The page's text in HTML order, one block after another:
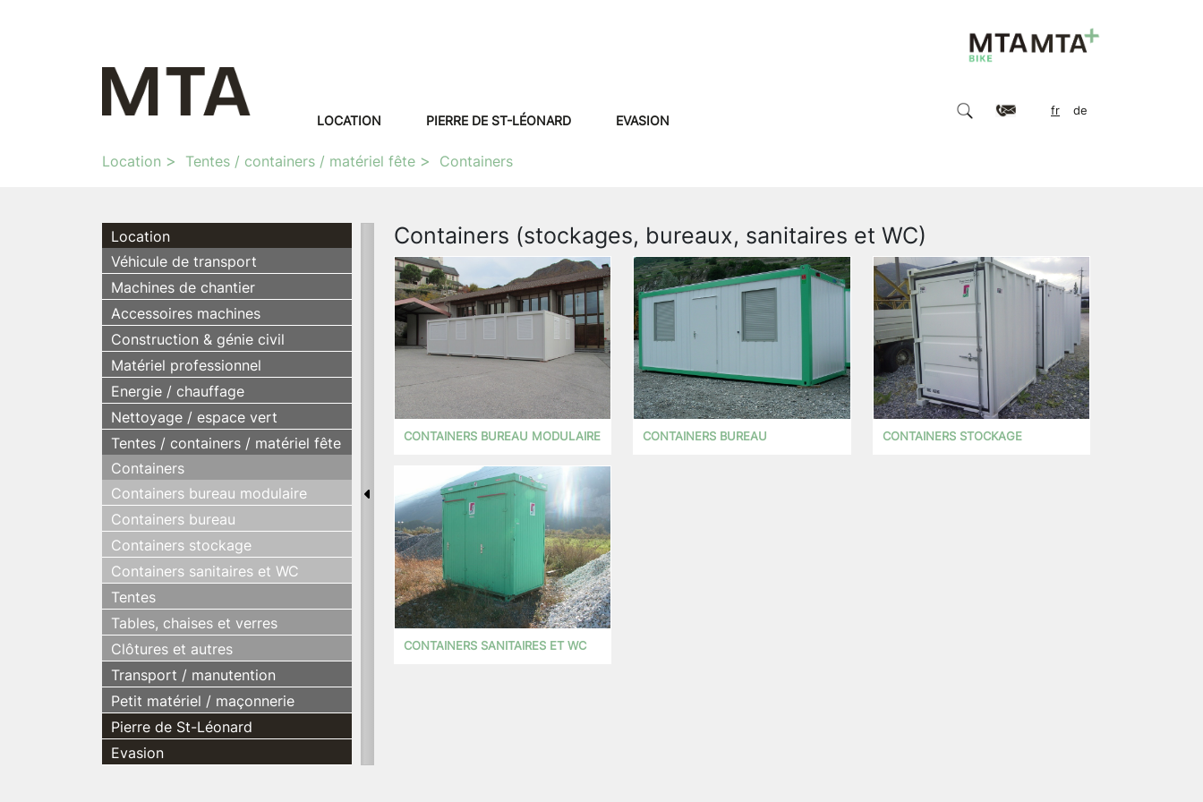
LOCATION PIERRE DE ST-LÉONARD EVASION
fr de
Location Tentes / containers / matériel fête Containers
Location
Véhicule de transport
Machines de chantier
Accessoires machines
Construction & génie civil
Matériel professionnel
Energie / chauffage
Nettoyage / espace vert
Tentes / containers / matériel fête
Containers
Containers bureau modulaire
Containers bureau
Containers stockage
Containers sanitaires et WC
Tentes
Tables, chaises et verres
Clôtures et autres
Transport / manutention
Petit matériel / maçonnerie
Pierre de St-Léonard
Evasion
Containers (stockages, bureaux, sanitaires et WC)
CONTAINERS BUREAU MODULAIRE CONTAINERS BUREAU CONTAINERS STOCKAGE
CONTAINERS SANITAIRES ET WC